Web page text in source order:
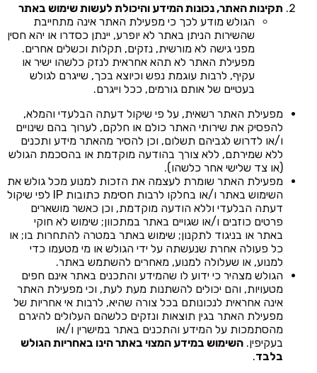
תקינות האתר, נכונות המידע והיכולת לעשות שימוש באתר
הגולש מודע לכך כי מפעילת האתר אינה מתחייבת
שהשירות הניתן באתר לא יופרע, יינתן כסדרו או יהא חסין
מפני גישה לא מורשית, נזקים, תקלות וכשלים אחרים.
מפעילת האתר לא תהא אחראית לנזק כלשהו ישיר או
עקיף, לרבות עוגמת נפש וכיוצא בכך, שייגרם לגולש
בעטיים של אותם גורמים, ככל וייגרם.
מפעילת האתר רשאית, על פי שיקול דעתה הבלעדי והמלא,
להפסיק את שירותי האתר כולם או חלקם, לערוך בהם שינויים
ו/או לדרוש לגביהם תשלום, וכן להסיר מהאתר מידע ותכנים
ללא שמירתם, ללא צורך בהודעה מוקדמת או בהסכמת הגולש
(או צד שלישי אחר כלשהו).
מפעילת האתר שומרת לעצמה את הזכות למנוע מכל גולש את
השימוש באתר ו/או בחלקו לרבות חסימת כתובות IP לפי שיקול
דעתה הבלעדי וללא הודעה מוקדמת, וכן כאשר מושארים
פרטים כוזבים ו/או שגויים באתר במתכוון; שימוש לא חוקי
באתר או בניגוד לתקנון; שימוש באתר במטרה להתחרות בו; או
כל פעולה אחרת שנעשתה על ידי הגולש או מי מטעמו כדי
למנוע, או שעלולה למנוע, מאחרים להשתמש באתר.
הגולש מצהיר כי ידוע לו שהמידע והתכנים באתר אינם חפים
מטעויות, והם יכולים להשתנות מעת לעת, וכי מפעילת האתר
אינה אחראית לנכונותם בכל צורה שהיא, לרבות אי אחריות של
מפעילת האתר בגין תוצאות ונזקים כלשהם העלולים להיגרם
מהסתמכות על המידע והתכנים באתר במישרין ו/או
בעקיפין. השימוש במידע המצוי באתר הינו באחריות הגולש
בלבד.